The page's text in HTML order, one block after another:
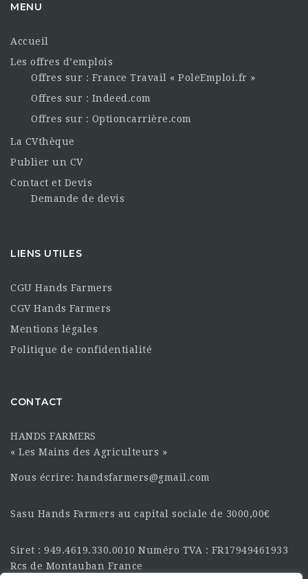
MENU
Accueil
Les offres d’emplois
Offres sur : France Travail « PoleEmploi.fr »
Offres sur : Indeed.com
Offres sur : Optioncarrière.com
La CVthèque
Publier un CV
Contact et Devis
Demande de devis
LIENS UTILES
CGU Hands Farmers
CGV Hands Farmers
Mentions légales
Politique de confidentialité
CONTACT
HANDS FARMERS
« Les Mains des Agriculteurs »
Nous écrire: handsfarmers@gmail.com
Sasu Hands Farmers au capital sociale de 3000,00€
Siret : 949.4619.330.0010 Numéro TVA : FR17949461933
Rcs de Montauban France